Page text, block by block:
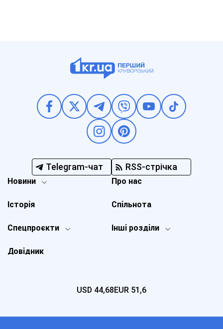
Telegram-чат RSS-стрічка
Новини
Спецпроєкти Інші розділи
Історія
Про нас
Довідник
Спільнота
USD 44,68EUR 51,6